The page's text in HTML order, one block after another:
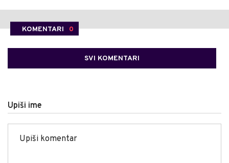
KOMENTARI 0
SVI KOMENTARI
Upiši ime